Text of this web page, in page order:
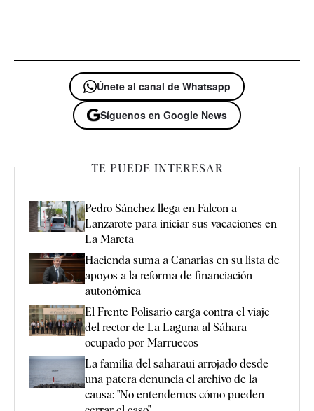
Únete al canal de Whatsapp
Síguenos en Google News
TE PUEDE INTERESAR
Pedro Sánchez llega en Falcon a
Lanzarote para iniciar sus vacaciones en
La Mareta
Hacienda suma a Canarias en su lista de
apoyos a la reforma de financiación
autonómica
El Frente Polisario carga contra el viaje
del rector de La Laguna al Sáhara
ocupado por Marruecos
La familia del saharaui arrojado desde
una patera denuncia el archivo de la
causa: "No entendemos cómo pueden